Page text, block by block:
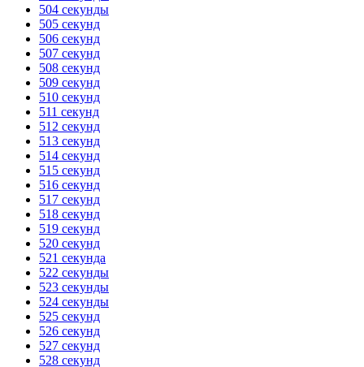
504 секунды
505 секунд
506 секунд
507 секунд
508 секунд
509 секунд
510 секунд
511 секунд
512 секунд
513 секунд
514 секунд
515 секунд
516 секунд
517 секунд
518 секунд
519 секунд
520 секунд
521 секунда
522 секунды
523 секунды
524 секунды
525 секунд
526 секунд
527 секунд
528 секунд